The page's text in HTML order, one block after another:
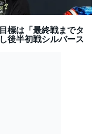
標は「最終戦までタ
後半初戦シルバース